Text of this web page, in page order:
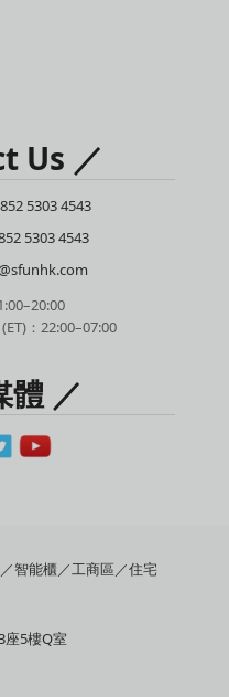
Us ／
5303 4543
5303 4543
：22:00–07:00
體 ／
智能櫃／工商區／住宅
座5樓Q室